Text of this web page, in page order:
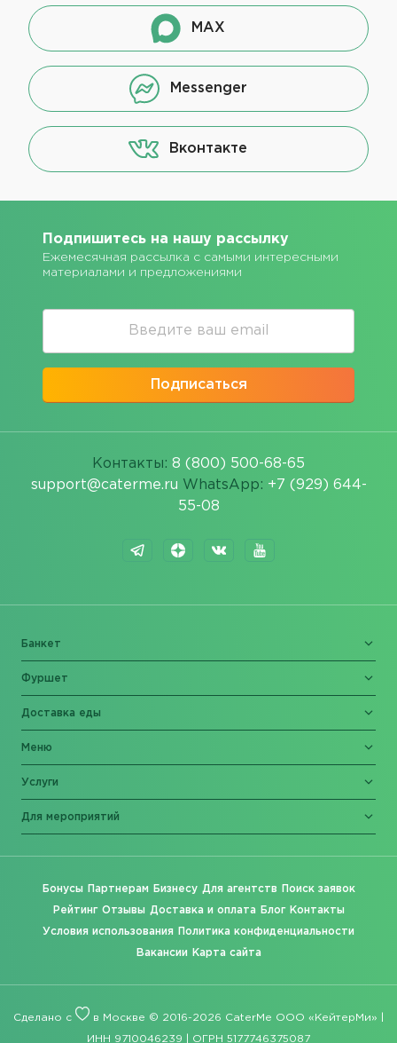
MAX
Messenger
Вконтакте
Подпишитесь на нашу рассылку
Ежемесячная рассылка с самыми интересными
материалами и предложениями
Подписаться
Контакты: 8 (800) 500-68-65
support@caterme.ru WhatsApp: +7 (929) 644-
55-08
Банкет
Фуршет
Доставка еды
Меню
Услуги
Для мероприятий
Бонусы Партнерам Бизнесу Для агентств Поиск заявок
Рейтинг Отзывы Доставка и оплата Блог Контакты
Условия использования Политика конфиденциальности
Вакансии Карта сайта
Сделано с в Москве © 2016-2026 CaterMe ООО «КейтерМи» |
ИНН 9710046239 | ОГРН 5177746375087